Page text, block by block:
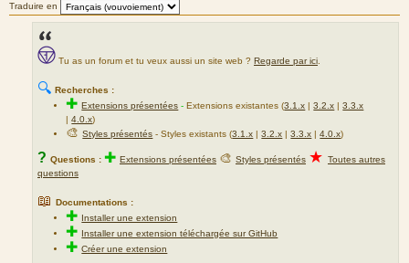
e
Traduire en
Tu as un forum et tu veux aussi un site web ? Regarde par ici.
🔍 Recherches :
✚Extensions présentées -Extensions existantes (3.1.x |3.2.x |3.3.x
|4.0.x)
🎨Styles présentés - Styles existants (3.1.x |3.2.x |3.3.x |4.0.x)
? Questions : ✚ Extensions présentées 🎨 Styles présentés ★ Toutes autres
questions
📖 Documentations :
✚ Installer une extension
✚ Installer une extension téléchargée sur GitHub
✚Créer une extension